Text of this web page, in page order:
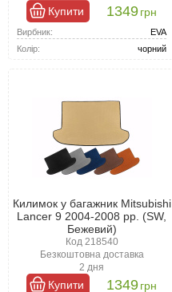
Купити 1349грн
Вирбник:
EVA
Колір:
чорний
Килимок у багажник Mitsubishi
Lancer 9 2004-2008 рр. (SW,
Бежевий)
Код 218540
Безкоштовна доставка
2 дня
Купити 1349грн